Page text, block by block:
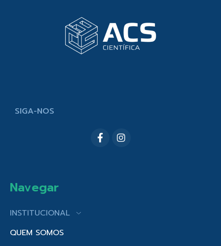
SIGA-NOS
Navegar
INSTITUCIONAL
QUEM SOMOS